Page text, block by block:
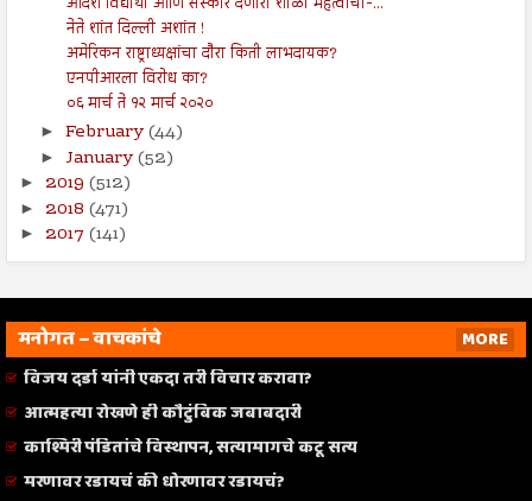
नेते शांत दिल्ली अशांत !
अमेरिकन राष्ट्राध्यक्षांचा दौरा किती लाभदायक?
एनपीआरला विरोध का?
०६ मार्च ते १२ मार्च २०२०
► February(44)
► January(52)
► 2019 (512)
► 2018 (471)
► 2017 (141)
मनोगत – वाचकांचे
MORE
विजय दर्डा यांनी एकदा तरी विचार करावा?
आत्महत्या रोखणे ही कौटुंबिक जबाबदारी
काश्मिरी पंडितांचे विस्थापन, सत्यामागचे कटू सत्य
मरणावर रडायचं की धोरणावर रडायचं?